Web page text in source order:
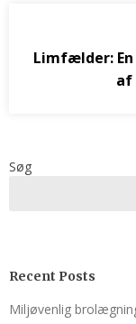
Limfælder:
af
Søg
Recent Posts
Miljøvenlig